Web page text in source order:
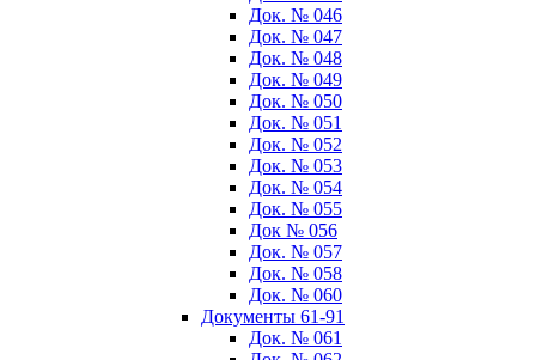
Док. № 046
Док. № 047
Док. № 048
Док. № 049
Док. № 050
Док. № 051
Док. № 052
Док. № 053
Док. № 054
Док. № 055
Док № 056
Док. № 057
Док. № 058
Док. № 060
Документы 61-91
Док. № 061